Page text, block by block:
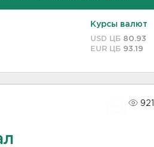
Курсы валют
USD ЦБ 80.93
EUR ЦБ 93.19
9211